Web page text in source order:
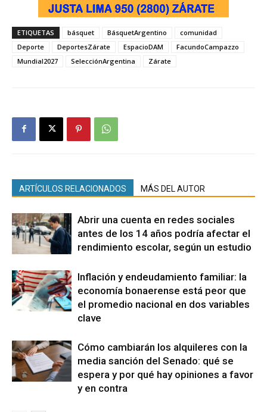
ETIQUETAS básquet BásquetArgentino
comunidad
Deporte
DeportesZárate EspacioDAM
FacundoCampazzo
Mundial2027
SelecciónArgentina Zárate
ARTÍCULOS RELACIONADOS MÁS DEL AUTOR
Abrir una cuenta en redes sociales
antes de los 14 años podría afectar el
rendimiento escolar, según un estudio
Inflación y endeudamiento familiar: la
economía bonaerense está peor que
el promedio nacional en dos variables
clave
Cómo cambiarán los alquileres con la
media sanción del Senado: qué se
espera y por qué hay opiniones a favor
y en contra